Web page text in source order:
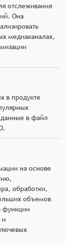
отслеживания
Она
медиаканалах,
в продукте
в файл
на основе
обработки,
объемов
функции
и